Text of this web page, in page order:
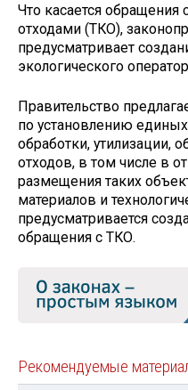
Что касается
отходами (ТКО),
предусматривает
экологического
Правительство
по установлению
обработки, утилизации,
отходов, в том числе в
размещения таких
материалов и
предусматривается
обращения с ТКО.
Рекомендуемые